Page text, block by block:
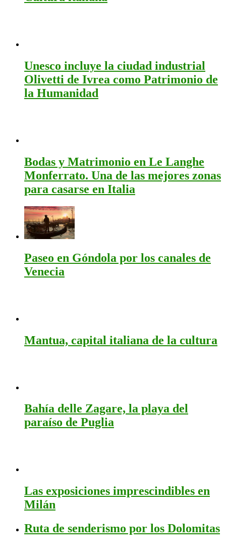
Unesco incluye la ciudad industrial
Olivetti de Ivrea como Patrimonio de
la Humanidad
Bodas y Matrimonio en Le Langhe
Monferrato. Una de las mejores zonas
para casarse en Italia
Paseo en Góndola por los canales de
Venecia
Mantua, capital italiana de la cultura
Bahía delle Zagare, la playa del
paraíso de Puglia
Las exposiciones imprescindibles en
Milán
Ruta de senderismo por los Dolomitas